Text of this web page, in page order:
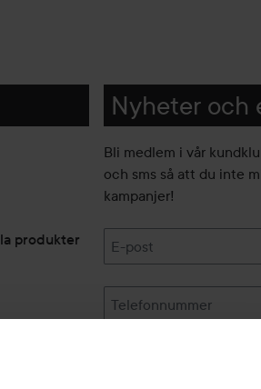
produkter
Nyheter och
Bli medlem i vår
och sms så att du inte
kampanjer!
E-post
Telefonnummer